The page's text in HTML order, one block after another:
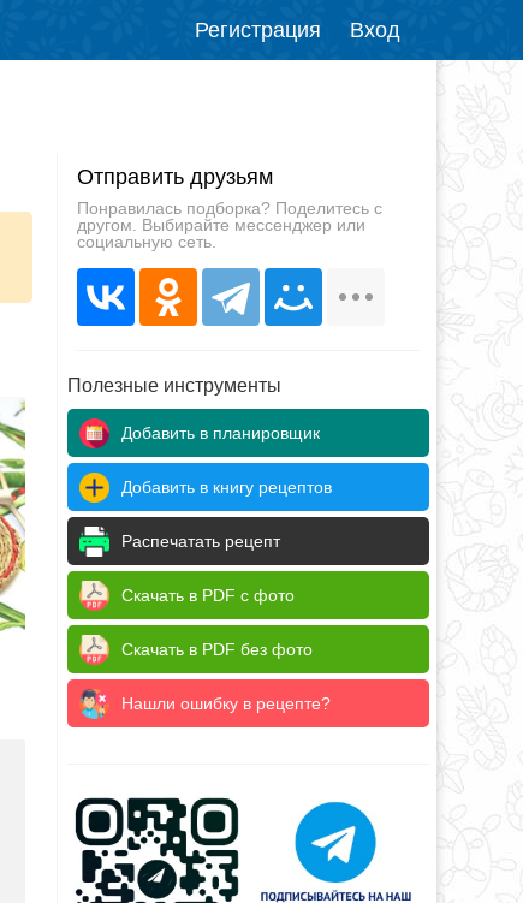
Регистрация Вход
Отправить друзьям
Понравилась подборка? Поделитесь с
другом. Выбирайте мессенджер или
социальную сеть.
Полезные инструменты
Добавить в планировщик
Добавить в книгу рецептов
Распечатать рецепт
Скачать в PDF с фото
Скачать в PDF без фото
Нашли ошибку в рецепте?